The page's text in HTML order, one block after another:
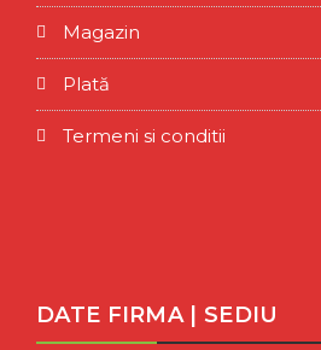
Magazin
Plată
Termeni si conditii
DATE FIRMA | SEDIU